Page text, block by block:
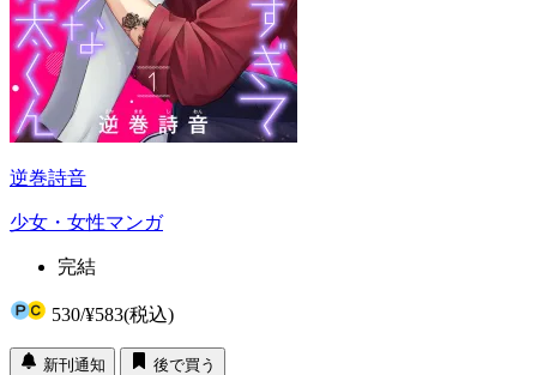
逆巻詩音
少女・女性マンガ
完結
530/¥583(税込)
新刊通知
後で買う